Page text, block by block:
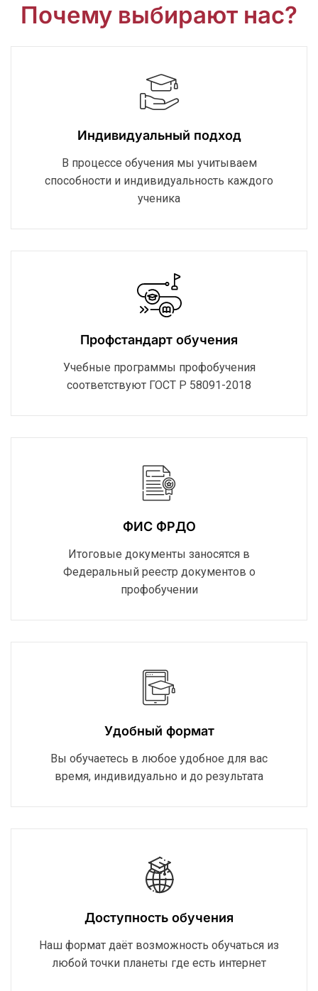
Почему выбирают нас?
Индивидуальный подход
В процессе обучения мы учитываем
способности и индивидуальность каждого
ученика
Профстандарт обучения
Учебные программы профобучения
соответствуют ГОСТ Р 58091-2018
ФИС ФРДО
Итоговые документы заносятся в
Федеральный реестр документов о
профобучении
Удобный формат
Вы обучаетесь в любое удобное для вас
время, индивидуально и до результата
Доступность обучения
Наш формат даёт возможность обучаться из
любой точки планеты где есть интернет